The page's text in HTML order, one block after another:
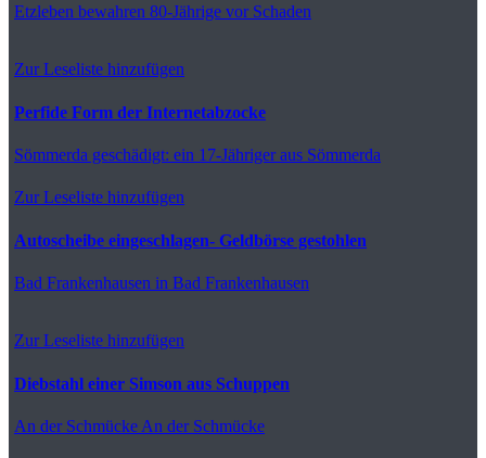
Etzleben bewahren 80-Jährige vor Schaden
Zur Leseliste hinzufügen
Perfide Form der Internetabzocke
Sömmerda geschädigt: ein 17-Jähriger aus Sömmerda
Zur Leseliste hinzufügen
Autoscheibe eingeschlagen- Geldbörse gestohlen
Bad Frankenhausen in Bad Frankenhausen
Zur Leseliste hinzufügen
Diebstahl einer Simson aus Schuppen
An der Schmücke An der Schmücke